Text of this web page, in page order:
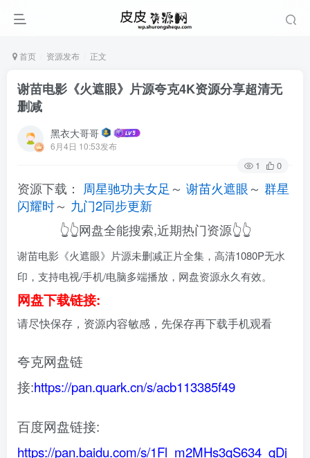
首页 资源发布 正文
谢苗电影《火遮眼》片源夸克4K资源分享超清无
删减
黑衣大哥哥
6月4日 10:53发布
1 0
资源下载： 周星驰功夫女足 ～ 谢苗火遮眼～ 群星
闪耀时～ 九门2同步更新
👆👆网盘全能搜索,近期热门资源👆👆
谢苗电影《火遮眼》片源未删减正片全集，高清1080P无水
印，支持电视/手机/电脑多端播放，网盘资源永久有效。
网盘下载链接:
请尽快保存，资源内容敏感，先保存再下载手机观看
夸克网盘链
接:https://pan.quark.cn/s/acb113385f49
百度网盘链接:
https://pan.baidu.com/s/1Fl_m2MHs3qS634_qDj